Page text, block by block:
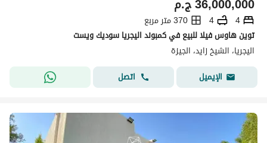
4
4
370 متر مربع
توين هاوس فيلا للبيع في كمبوند اليجريا سوديك ويست
اليجريا، الشيخ زايد، الجيزة
الإيميل
اتصل